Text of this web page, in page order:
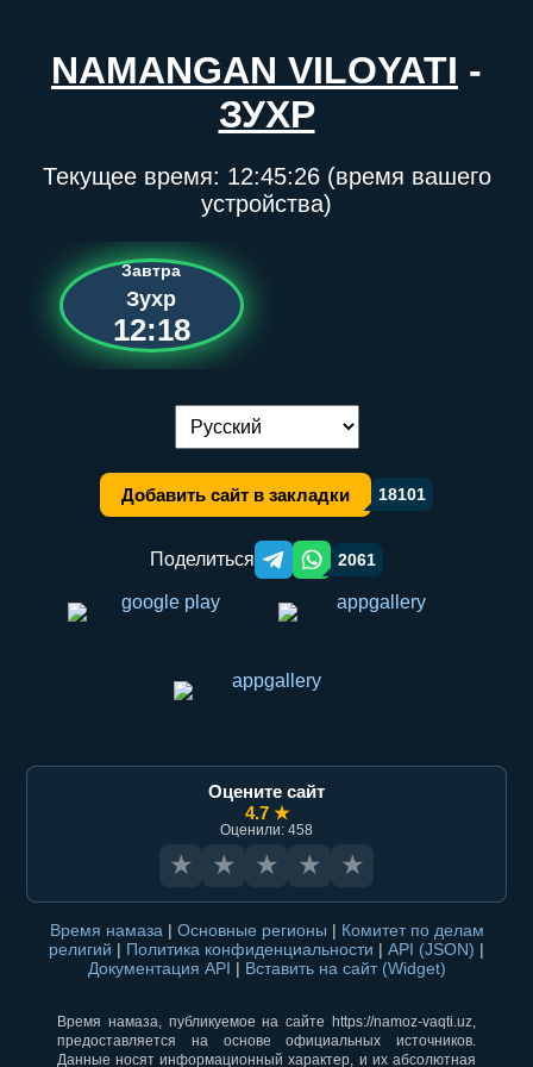
NAMANGAN VILOYATI -
ЗУХР
Текущее время: 12:45:27(время вашего
устройства)
Завтра
Зухр
12:18
Переключение языка:
Добавить сайт в закладки 18101
Поделиться Telegram orqali ulashish
WhatsApp orqali ulashish
2061
Оцените сайт
4.7 ★
Оценили: 458
★ ★ ★ ★ ★
Время намаза | Основные регионы | Комитет по делам
религий | Политика конфиденциальности | API (JSON) |
Документация API | Вставить на сайт (Widget)
Время намаза, публикуемое на сайте https://namoz-vaqti.uz,
предоставляется на основе официальных источников.
Данные носят информационный характер, и их абсолютная